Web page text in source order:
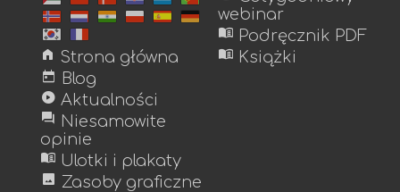
home Strona główna
today Blog
play_circle Aktualności
forum Niesamowite
opinie
menu_book Ulotki i plakaty
image Zasoby graficzne
webinar
menu_book Podręcznik PDF
menu_book Książki